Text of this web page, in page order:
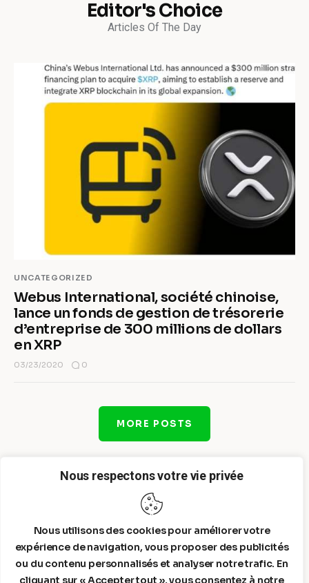
Nous respectons votre vie privée
Nous utilisons des cookies pour améliorer votre
expérience de navigation, vous proposer des publicités
ou du contenu personnalisés et analyser notre trafic. En
cliquant sur « Accepter tout », vous consentez à notre
Editor's Choice
Articles Of The Day
UNCATEGORIZED
Webus International, société chinoise,
lance un fonds de gestion de trésorerie
d’entreprise de 300 millions de dollars
en XRP
03/23/2020 0
MORE POSTS